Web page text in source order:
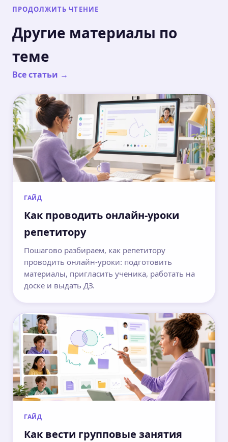
ПРОДОЛЖИТЬ ЧТЕНИЕ
Другие материалы по
теме
Все статьи →
ГАЙД
Как проводить онлайн-уроки
репетитору
Пошагово разбираем, как репетитору
проводить онлайн-уроки: подготовить
материалы, пригласить ученика, работать на
доске и выдать ДЗ.
ГАЙД
Как вести групповые занятия